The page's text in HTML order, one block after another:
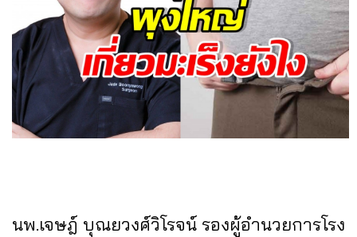
นพ.เจษฎ์ บุณยวงศ์วิโรจน์ รองผู้อำนวยการโรง